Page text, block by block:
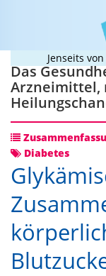
Jenseits von
Das
Arzneimittel,
Diabetes